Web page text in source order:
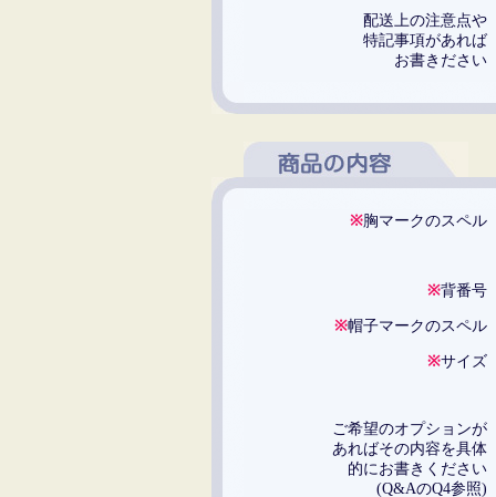
配送上の注意点
特記事項があれ
お書きださ
※胸マークのスペ
※背番
※帽子マークのスペ
※サイ
ご希望のオプション
あればその内容を具
的にお書きくださ
(Q&AのQ4参